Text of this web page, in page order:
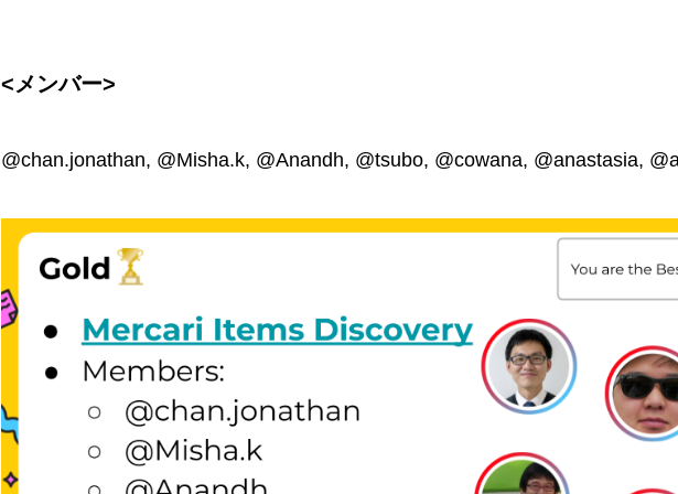
<メンバー>
@chan.jonathan, @Misha.k, @Anandh, @tsubo, @cowana, @anastasia,